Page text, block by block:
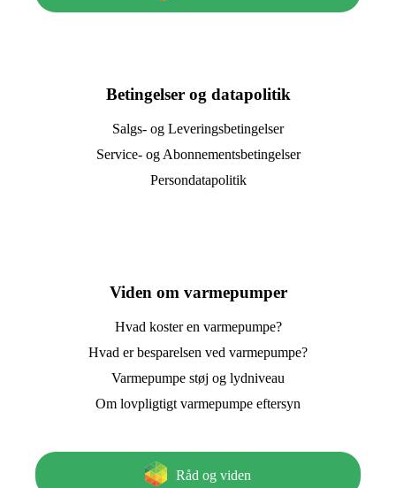
Betingelser og datapolitik
Salgs- og Leveringsbetingelser
Service- og Abonnementsbetingelser
Persondatapolitik
Viden om varmepumper
Hvad koster en varmepumpe?
Hvad er besparelsen ved varmepumpe?
Varmepumpe støj og lydniveau
Om lovpligtigt varmepumpe eftersyn
Råd og viden